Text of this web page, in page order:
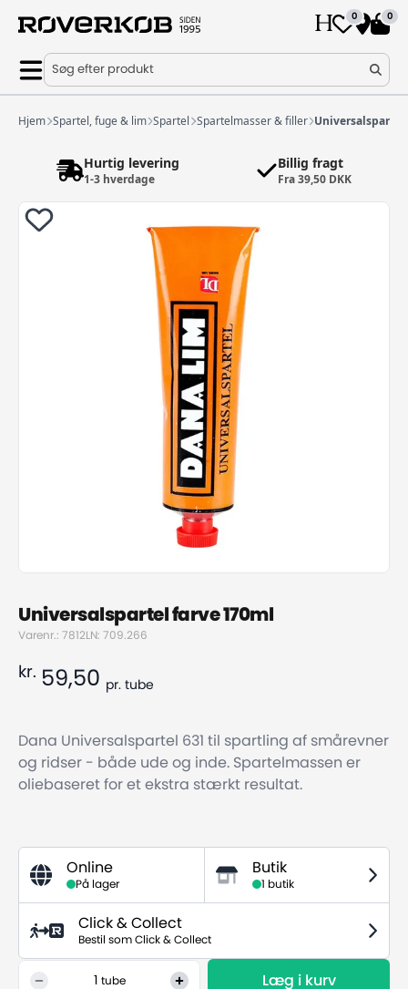
0 0
Søg efter produkt
Hjem Spartel, fuge & lim Spartel Spartelmasser & filler Universalspartel
Hurtig levering
1-3 hverdage
Billig fragt
Fra 39,50 DKK
Universalspartel farve 170ml
Varenr.: 7812LN: 709.266
kr. 59,50 pr. tube
Dana Universalspartel 631 til spartling af smårevner
og ridser - både ude og inde. Spartelmassen er
oliebaseret for et ekstra stærkt resultat.
Online
På lager
Butik
1 butik
Click & Collect
Bestil som Click & Collect
tube Læg i kurv